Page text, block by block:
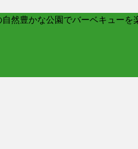
然豊かな公園でバーベキュー